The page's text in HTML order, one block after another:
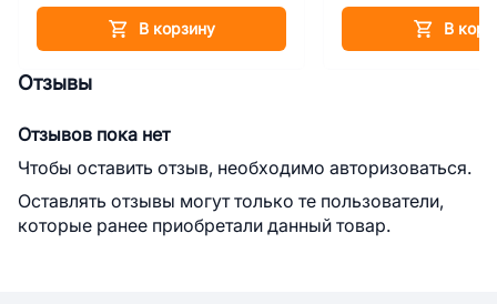
В корзину В
Отзывы
Отзывов пока нет
Чтобы оставить отзыв, необходимо авторизоваться.
Оставлять отзывы могут только те пользователи,
которые ранее приобретали данный товар.